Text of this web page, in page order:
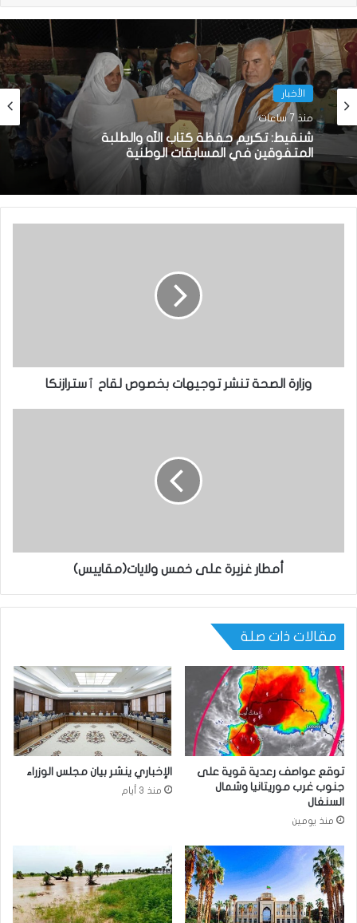
الأخبار
منذ 7 ساعات
شنقيط: تكريم حفظة كتاب الله والطلبة
المتفوقين في المسابقات الوطنية
وزارة الصحة تنشر توجيهات بخصوص لقاح ٱسترازنكا
أمطار غزيرة على خمس ولايات(مقاييس)
مقالات ذات صلة
توقع عواصف رعدية قوية على
جنوب غرب موريتانيا وشمال
السنغال
منذ يومين
الإخباري ينشر بيان مجلس الوزراء
منذ 3 أيام